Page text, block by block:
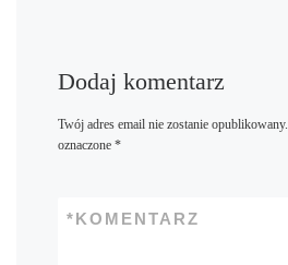
Dodaj komentarz
Twój adres email nie zostanie opublikowany.
oznaczone *
KOMENTARZ
*